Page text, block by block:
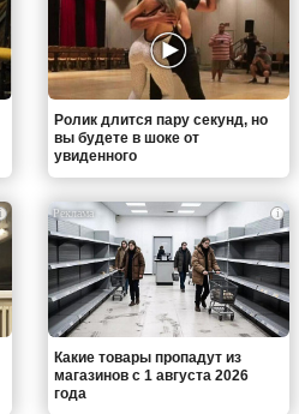
Ролик длится пару секунд, но
вы будете в шоке от
увиденного
i i
Какие товары пропадут из
магазинов с 1 августа 2026
года